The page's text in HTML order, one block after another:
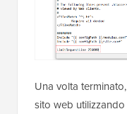
Una volta
sito web